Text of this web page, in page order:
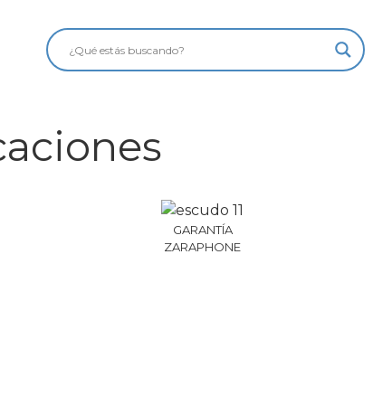
GARANTÍA
ZARAPHONE